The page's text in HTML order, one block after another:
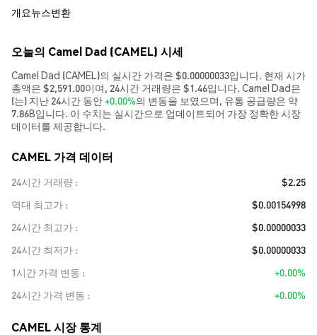
개요뉴스변환
오늘의 Camel Dad (CAMEL) 시세
Camel Dad (CAMEL)의 실시간 가격은 $0.00000033입니다. 현재 시가
총액은 $2,591.00이며, 24시간 거래량은 $1.46입니다. Camel Dad은
(는) 지난 24시간 동안+0.00%의 변동을 보였으며, 유통 공급량은 약
7.86B입니다. 이 수치는 실시간으로 업데이트되어 가장 정확한 시장
데이터를 제공합니다.
CAMEL 가격 데이터
24시간 거래량
$2.25
역대 최고가
$0.00154998
24시간 최고가
$0.00000033
24시간 최저가
$0.00000033
1시간 가격 변동
+0.00%
24시간 가격 변동
+0.00%
CAMEL 시장 통계